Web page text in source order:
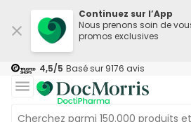
Continuez sur l’App
Nous prenons soin de
promos exclusives
4,5/5 Basé sur 9176 avis